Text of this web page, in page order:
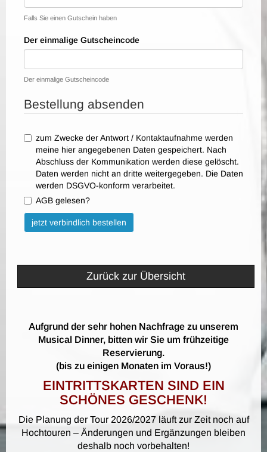
Falls Sie einen Gutschein haben
Der einmalige Gutscheincode
Der einmalige Gutscheincode
Bestellung absenden
zum Zwecke der Antwort / Kontaktaufnahme werden
meine hier angegebenen Daten gespeichert. Nach
Abschluss der Kommunikation werden diese gelöscht.
Daten werden nicht an dritte weitergegeben. Die Daten
werden DSGVO-konform verarbeitet.
AGB gelesen?
Bitte nicht ausfüllen.
jetzt verbindlich bestellen
Zurück zur Übersicht
Aufgrund der sehr hohen Nachfrage zu unserem
Musical Dinner, bitten wir Sie um frühzeitige
Reservierung.
(bis zu einigen Monaten im Voraus!)
EINTRITTSKARTEN SIND EIN
SCHÖNES GESCHENK!
Die Planung der Tour 2026/2027 läuft zur Zeit noch auf
Hochtouren – Änderungen und Ergänzungen bleiben
deshalb noch vorbehalten!